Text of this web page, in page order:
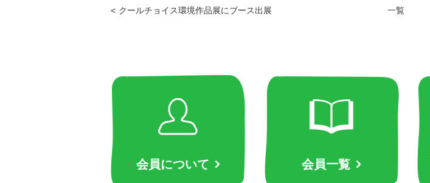
クールチョイス環境作品展にブース出展 一覧
会員について 会員一覧